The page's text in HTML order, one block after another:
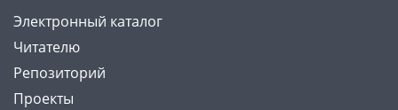
Электронный каталог
Читателю
Репозиторий
Проекты